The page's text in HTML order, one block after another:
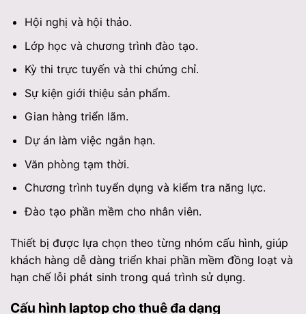
Hội nghị và hội thảo.
Lớp học và chương trình đào tạo.
Kỳ thi trực tuyến và thi chứng chỉ.
Sự kiện giới thiệu sản phẩm.
Gian hàng triển lãm.
Dự án làm việc ngắn hạn.
Văn phòng tạm thời.
Chương trình tuyển dụng và kiểm tra năng lực.
Đào tạo phần mềm cho nhân viên.
Thiết bị được lựa chọn theo từng nhóm cấu hình, giúp
khách hàng dễ dàng triển khai phần mềm đồng loạt và
hạn chế lỗi phát sinh trong quá trình sử dụng.
Cấu hình laptop cho thuê đa dạng